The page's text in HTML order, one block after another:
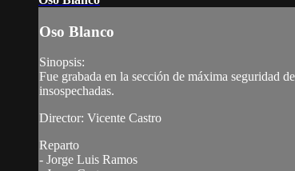
Oso Blanco
Sinopsis:
Fue grabada en la sección de máxima seguridad
insospechadas.
Director: Vicente Castro
Reparto
- Jorge Luis Ramos